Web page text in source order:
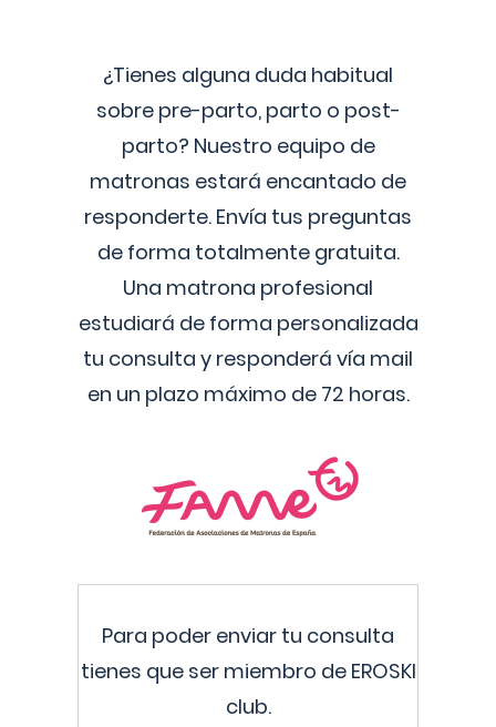
¿Tienes alguna duda habitual
sobre pre-parto, parto o post-
parto? Nuestro equipo de
matronas estará encantado de
responderte. Envía tus preguntas
de forma totalmente gratuita.
Una matrona profesional
estudiará de forma personalizada
tu consulta y responderá vía mail
en un plazo máximo de 72 horas.
Para poder enviar tu consulta
tienes que ser miembro de EROSKI
club.